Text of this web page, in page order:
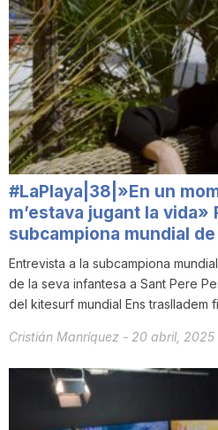
o
n
a
#LaPlaya|38|»En un
m’estava jugant la vida»
subcampiona mundial
Entrevista a la subcampiona
de la seva infantesa a Sant Pere
del kitesurf mundial Ens traslladem
Cristián Manríquez - 20 abril, 2025